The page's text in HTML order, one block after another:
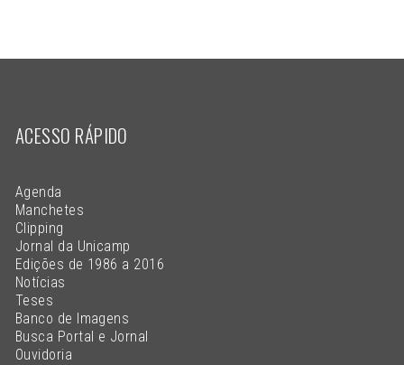
ACESSO RÁPIDO
Agenda
Manchetes
Clipping
Jornal da Unicamp
Edições de 1986 a 2016
Notícias
Teses
Banco de Imagens
Busca Portal e Jornal
Ouvidoria